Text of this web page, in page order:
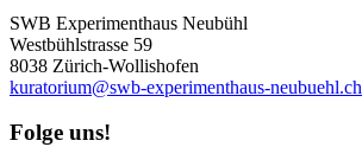
SWB Experimenthaus Neubühl
Westbühlstrasse 59
8038 Zürich-Wollishofen
kuratorium@swb-experimenthaus-neubuehl.ch
Folge uns!